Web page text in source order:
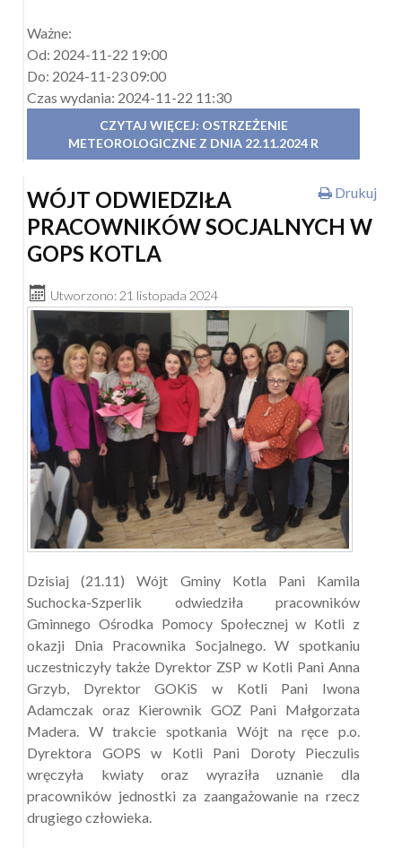
Ważne:
Od: 2024-11-22 19:00
Do: 2024-11-23 09:00
Czas wydania: 2024-11-22 11:30
CZYTAJ WIĘCEJ: OSTRZEŻENIE
METEOROLOGICZNE Z DNIA 22.11.2024 R
WÓJT ODWIEDZIŁA
PRACOWNIKÓW SOCJALNYCH W
GOPS KOTLA
Utworzono: 21 listopada 2024
Drukuj
Dzisiaj (21.11) Wójt Gminy Kotla Pani Kamila
Suchocka-Szperlik odwiedziła pracowników
Gminnego Ośrodka Pomocy Społecznej w Kotli z
okazji Dnia Pracownika Socjalnego. W spotkaniu
uczestniczyły także Dyrektor ZSP w Kotli Pani Anna
Grzyb, Dyrektor GOKiS w Kotli Pani Iwona
Adamczak oraz Kierownik GOZ Pani Małgorzata
Madera. W trakcie spotkania Wójt na ręce p.o.
Dyrektora GOPS w Kotli Pani Doroty Pieczulis
wręczyła kwiaty oraz wyraziła uznanie dla
pracowników jednostki za zaangażowanie na rzecz
drugiego człowieka.